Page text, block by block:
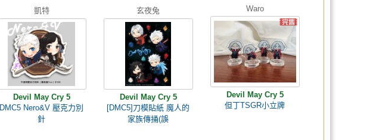
凱特
Devil May Cry 5
DMC5 Nero&V 壓克力別
針
玄夜兔
Devil May Cry 5
[DMC5]刀模貼紙 魔人的
家族傳捅(誤
Waro
Devil May Cry 5
但丁TSGR小立牌